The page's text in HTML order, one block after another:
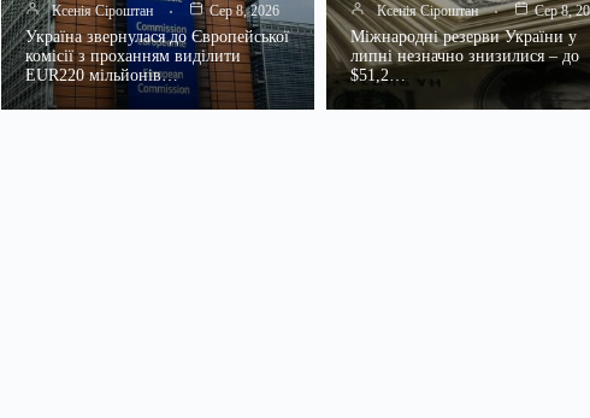
Ксенія Сіроштан Сер 8, 2026
Україна звернулася до Європейської
комісії з проханням виділити
EUR220 мільйонів…
Ксенія Сіроштан Сер 8,
Міжнародні резерви України у
липні незначно знизилися – до
$51,2…